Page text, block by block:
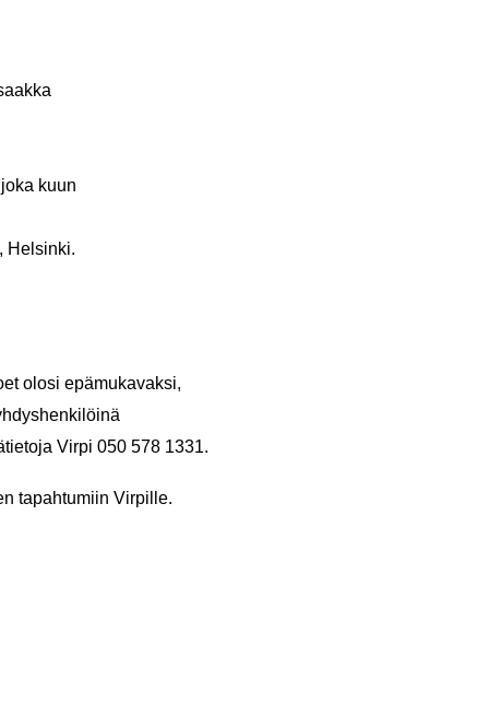
kuun
Helsinki.
olosi epämukavaksi,
Virpi 050 578 1331.
tapahtumiin Virpille.